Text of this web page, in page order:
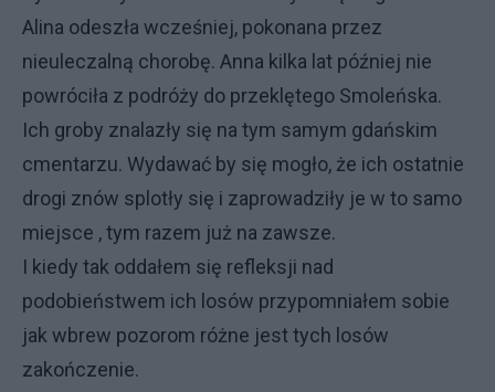
Alina odeszła wcześniej, pokonana przez
nieuleczalną chorobę. Anna kilka lat później nie
powróciła z podróży do przeklętego Smoleńska.
Ich groby znalazły się na tym samym gdańskim
cmentarzu. Wydawać by się mogło, że ich ostatnie
drogi znów splotły się i zaprowadziły je w to samo
miejsce , tym razem już na zawsze.
I kiedy tak oddałem się refleksji nad
podobieństwem ich losów przypomniałem sobie
jak wbrew pozorom różne jest tych losów
zakończenie.